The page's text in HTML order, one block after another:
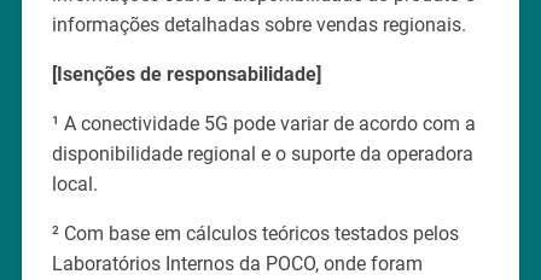
informações detalhadas sobre vendas regionais.
[Isenções de responsabilidade]
¹ A conectividade 5G pode variar de acordo com a
disponibilidade regional e o suporte da operadora
local.
² Com base em cálculos teóricos testados pelos
Laboratórios Internos da POCO, onde foram